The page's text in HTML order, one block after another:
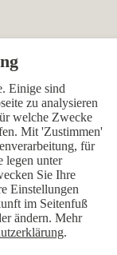
einblenden.
Einige sind
zu analysieren
welche Zwecke
Mit 'Zustimmen'
für
legen unter
Sie Ihre
Einstellungen
im Seitenfuß
ändern. Mehr
.